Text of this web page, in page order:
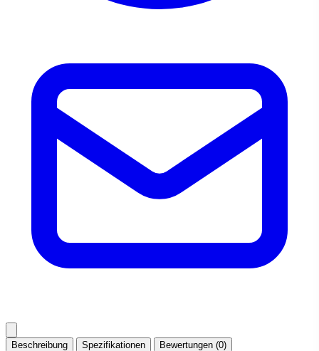
Beschreibung Spezifikationen Bewertungen (0)